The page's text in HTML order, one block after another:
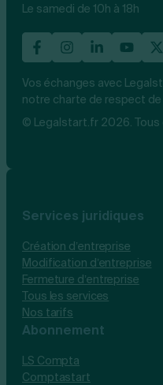
Le samedi de 10h à 18h
Vos échanges avec
notre charte de respect de
© Legalstart.fr 2026. Tous
Services juridiques
Création d’entreprise
Modification d’entreprise
Fermeture d’entreprise
Tous les services
Nos tarifs
Abonnement
LS Compta
Comptastart